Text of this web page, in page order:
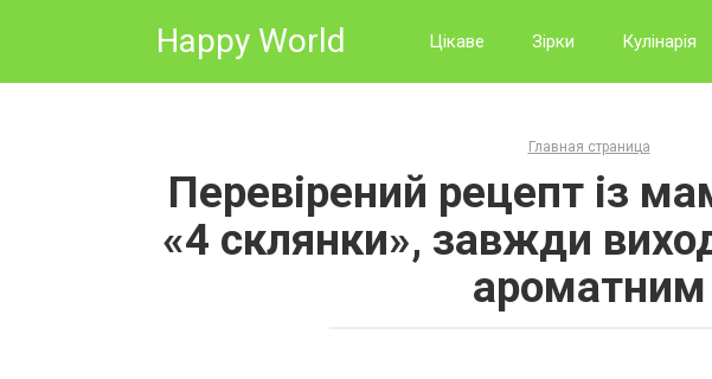
Happy World Цікаве Зірки Кулінарія
Главная страница
Перевірений рецепт із
«4 склянки», завжди
ароматним